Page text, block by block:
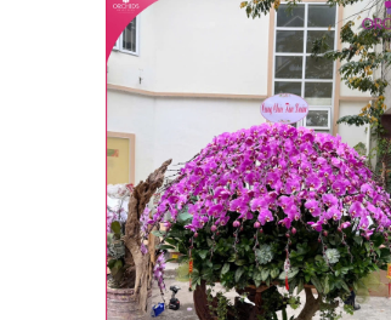
Lưu ý trước khi đặt
• Về cây hoa: Một chậu
khác nhau đôi chút giữa
nhiều, nở ít khi shop có
• Về kiểu dáng & phụ
nếu có thay đổi về màu
loại hoa và phụ kiện